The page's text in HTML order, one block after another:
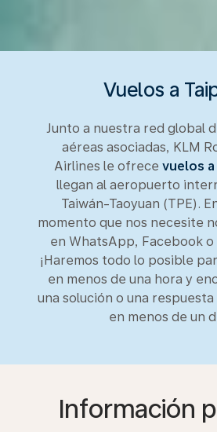
Vuelos a
Junto a nuestra red global
aéreas asociadas, KLM
Airlines le ofrece vuelos a
llegan al aeropuerto
Taiwán-Taoyuan (TPE).
momento que nos necesite
en WhatsApp, Facebook o
¡Haremos todo lo posible
en menos de una hora y
una solución o una
en menos de un
Información